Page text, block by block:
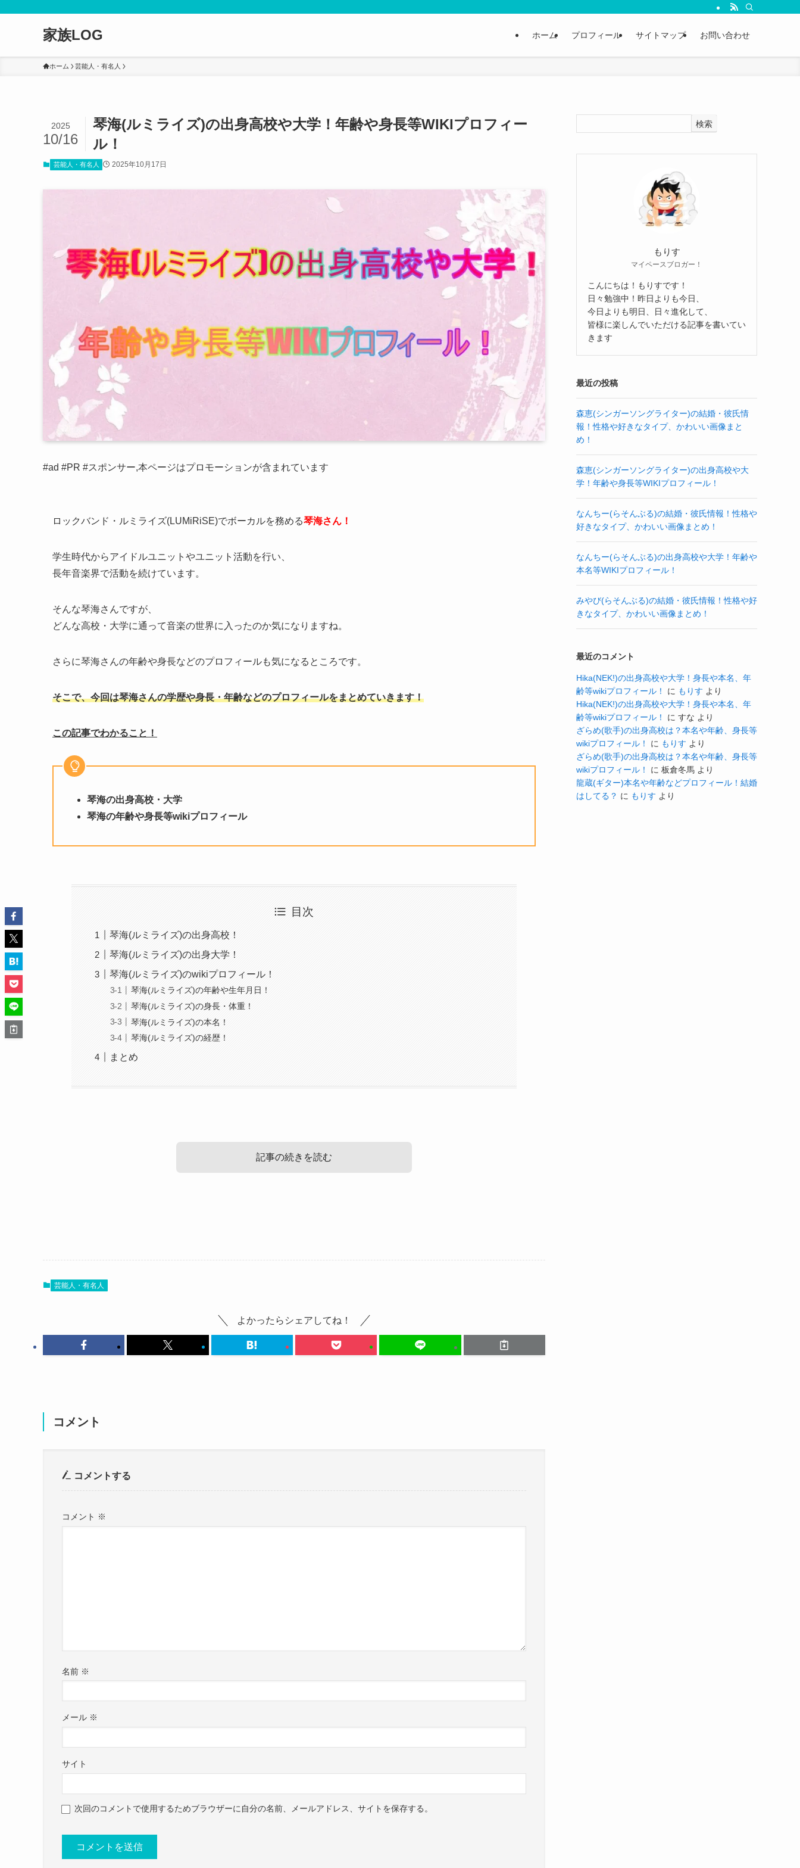
家族LOG ホーム プロフィール サイトマップ お問い合わせ
ホーム 芸能人・有名人
琴海(ルミライズ)の出身高校や大学！年齢や身長等WIKIプロフィー
ル！
2025
10/16
芸能人・有名人 2025年10月17日
#ad #PR #スポンサー,本ページはプロモーションが含まれています
ロックバンド・ルミライズ(LUMiRiSE)でボーカルを務める琴海さん！
学生時代からアイドルユニットやユニット活動を行い、
長年音楽界で活動を続けています。
そんな琴海さんですが、
どんな高校・大学に通って音楽の世界に入ったのか気になりますね。
さらに琴海さんの年齢や身長などのプロフィールも気になるところです。
そこで、今回は琴海さんの学歴や身長・年齢などのプロフィールをまとめていきます！
この記事でわかること！
琴海の出身高校・大学
琴海の年齢や身長等wikiプロフィール
目次
琴海(ルミライズ)の出身高校！
琴海(ルミライズ)の出身大学！
琴海(ルミライズ)のwikiプロフィール！
琴海(ルミライズ)の年齢や生年月日！
琴海(ルミライズ)の身長・体重！
琴海(ルミライズ)の本名！
琴海(ルミライズ)の経歴！
まとめ
記事の続きを読む
まずは琴海さんの出身高校ですが、
調べてみたところ、琴海さんの出身高校は公表されていませんでした。
SNSなどを見ても
学校名を公表したことはありませんでした。
ただ、SNSの中で
高校時代はガールズバンド組んでライヴしてましたヾ(＠⌒ー⌒＠)ノ♡懐かしい
高校を卒業しているのは間違いありません。
この投稿をInstagramで見る
名前：琴海 (ことみ)
身長：？
血液型：？
芸能人・有名人
よかったらシェアしてね！
コメント
コメントする
コメント ※
名前 ※
メール ※
サイト
次回のコメントで使用するためブラウザーに自分の名前、メールアドレス、サイトを保存する。
検索
もりす
マイペースブロガー！
こんにちは！もりすです！
日々勉強中！昨日よりも今日、
今日よりも明日、日々進化して、
皆様に楽しんでいただける記事を書いてい
きます
最近の投稿
森恵(シンガーソングライター)の結婚・彼氏情
報！性格や好きなタイプ、かわいい画像まと
め！
森恵(シンガーソングライター)の出身高校や大
学！年齢や身長等WIKIプロフィール！
なんちー(らそんぶる)の結婚・彼氏情報！性格や
好きなタイプ、かわいい画像まとめ！
なんちー(らそんぶる)の出身高校や大学！年齢や
本名等WIKIプロフィール！
みやび(らそんぶる)の結婚・彼氏情報！性格や好
きなタイプ、かわいい画像まとめ！
最近のコメント
Hika(NEK!)の出身高校や大学！身長や本名、年
齢等wikiプロフィール！
に もりす より
Hika(NEK!)の出身高校や大学！身長や本名、年
齢等wikiプロフィール！
に すな より
ざらめ(歌手)の出身高校は？本名や年齢、身長等
wikiプロフィール！
に もりす より
ざらめ(歌手)の出身高校は？本名や年齢、身長等
wikiプロフィール！
に 板倉冬馬 より
龍蔵(ギター)本名や年齢などプロフィール！結婚
はしてる？ に もりす より